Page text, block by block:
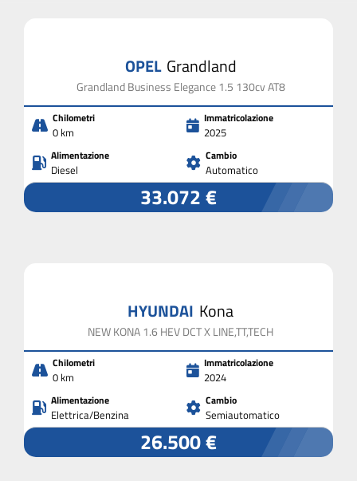
OPEL Grandland
Grandland Business Elegance 1.5 130cv AT8
Chilometri
0 km
Immatricolazione
2025
Alimentazione
Diesel
Cambio
Automatico
33.072 €
HYUNDAI Kona
NEW KONA 1.6 HEV DCT X LINE,TT,TECH
Chilometri
0 km
Immatricolazione
2024
Alimentazione
Elettrica/Benzina
Cambio
Semiautomatico
26.500 €